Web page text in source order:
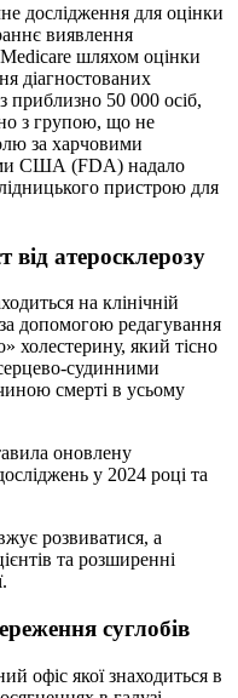
дослідження для оцінки
виявлення
шляхом оцінки
діагностованих
приблизно 50 000 осіб,
з групою, що не
за харчовими
США (FDA) надало
пристрою для
від атеросклерозу
на клінічній
допомогою редагування
холестерину, який тісно
судинними
смерті в усьому
оновлену
у 2024 році та
розвиватися, а
та розширенні
суглобів
офіс якої знаходиться в